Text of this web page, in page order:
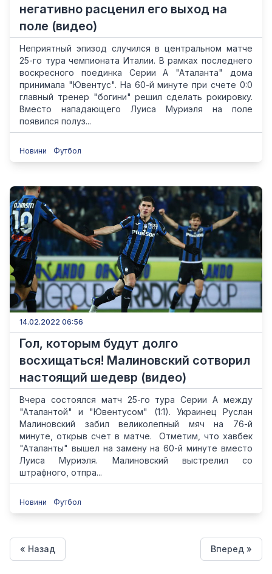
негативно расценил его выход на
поле (видео)
Неприятный эпизод случился в центральном матче
25-го тура чемпионата Италии. В рамках последнего
воскресного поединка Серии А "Аталанта" дома
принимала "Ювентус". На 60-й минуте при счете 0:0
главный тренер "богини" решил сделать рокировку.
Вместо нападающего Луиса Муриэля на поле
появился полуз...
Новини Футбол
14.02.2022 06:56
Гол, которым будут долго
восхищаться! Малиновский сотворил
настоящий шедевр (видео)
Вчера состоялся матч 25-го тура Серии A между
"Аталантой" и "Ювентусом" (1:1). Украинец Руслан
Малиновский забил великолепный мяч на 76-й
минуте, открыв счет в матче. Отметим, что хавбек
"Аталанты" вышел на замену на 60-й минуте вместо
Луиса Муриэля. Малиновский выстрелил со
штрафного, отпра...
Новини Футбол
« Назад Вперед »